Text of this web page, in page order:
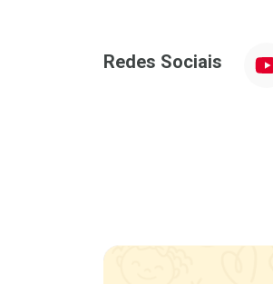
Redes Sociais